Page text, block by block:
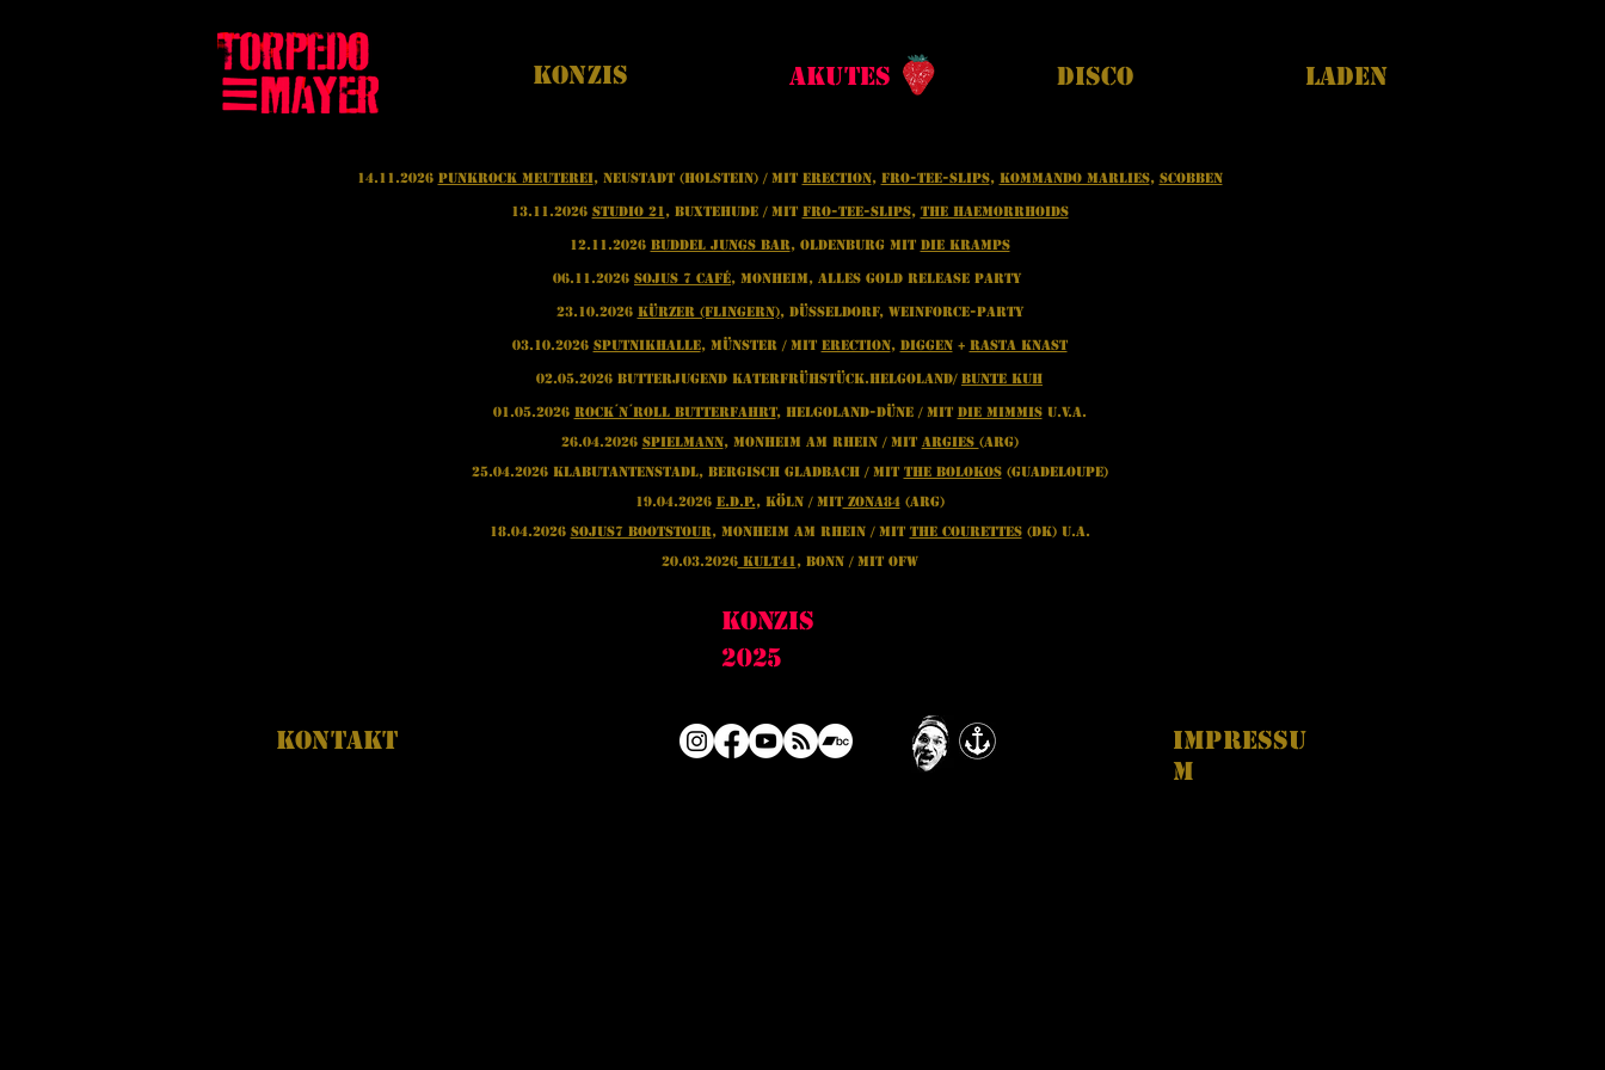
Konzis Akutes Disco Laden
14.11.2026 Punkrock Meuterei, Neustadt (Holstein) / mit Erection, Fro-Tee-Slips, Kommando Marlies, Scobben
13.11.2026 Studio 21, Buxtehude / mit Fro-Tee-Slips, The Haemorrhoids
12.11.2026 Buddel Jungs Bar, Oldenburg mit Die Kramps
06.11.2026 Sojus 7 Café, Monheim, Alles Gold Release PArty
23.10.2026 Kürzer (Flingern), Düsseldorf, WEINFORCE-PARTY
03.10.2026 Sputnikhalle, Münster / mit Erection, Diggen+ Rasta Knast
02.05.2026 Butterjugend Katerfrühstück.Helgoland/ Bunte Kuh
01.05.2026 Rock´n´Roll Butterfahrt, Helgoland-Düne / mit Die Mimmisu.v.a.
26.04.2026 Spielmann, Monheim am Rhein / mit Argies (ARG)
25.04.2026 Klabutantenstadl, Bergisch Gladbach / mit The Bolokos(Guadeloupe)
19.04.2026 E.D.P., Köln / mitZona84(ARG)
18.04.2026 Sojus7 Bootstour, Monheim am Rhein / mit The Courettes(DK) u.a.
20.03.2026Kult41, Bonn / mit OFW
Konzis
2025
KONTAKT
Impressu
m